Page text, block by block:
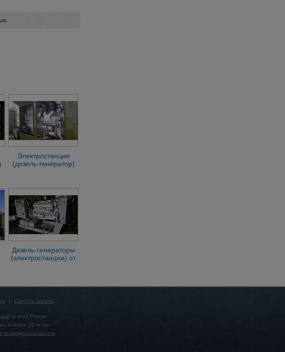
Электростанция
(дизель-генератор)
Дизель-генераторы
(электростанции) от
| Способы оплаты
по всей России.
младше 18-ти лет.
конфиденциальности